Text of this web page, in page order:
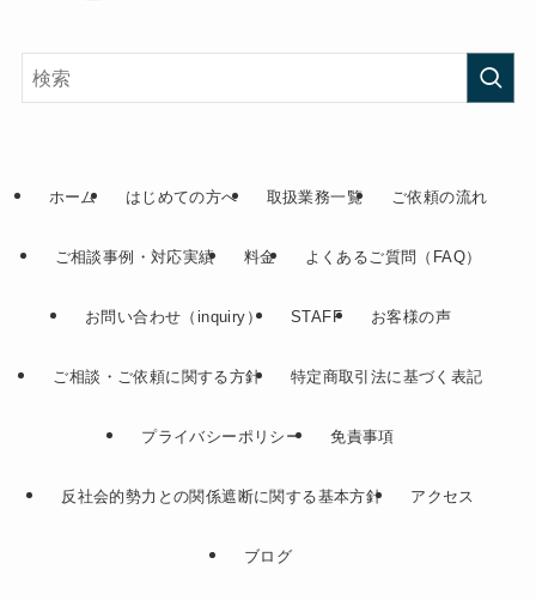
ホーム はじめての方へ 取扱業務一覧 ご依頼の流れ
ご相談事例・対応実績 料金 よくあるご質問（FAQ）
お問い合わせ（inquiry） STAFF お客様の声
ご相談・ご依頼に関する方針 特定商取引法に基づく表記
プライバシーポリシー 免責事項
反社会的勢力との関係遮断に関する基本方針 アクセス
ブログ